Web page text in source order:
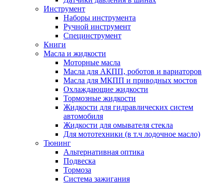
Инструмент
Наборы инструмента
Ручной инструмент
Специнструмент
Книги
Масла и жидкости
Моторные масла
Масла для АКПП, роботов и вариаторов
Масла для МКПП и приводных мостов
Охлаждающие жидкости
Тормозные жидкости
Жидкости для гидравлических систем
автомобиля
Жидкости для омывателя стекла
Для мототехники (в т.ч лодочное масло)
Тюнинг
Альтернативная оптика
Подвеска
Тормоза
Система зажигания